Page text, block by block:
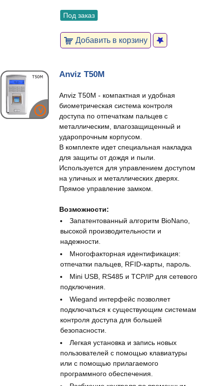
Под заказ
Добавить в корзину
Anviz T50M
Anviz T50M - компактная и удобная
биометрическая система контроля
доступа по отпечаткам пальцев с
металлическим, влагозащищенный и
ударопрочным корпусом.
В комплекте идет специальная накладка
для защиты от дождя и пыли.
Используется для управлением доступом
на уличных и металлических дверях.
Прямое управление замком.
Возможности:
Запатентованный алгоритм BioNano,
высокой производительности и
надежности.
Многофакторная идентификация:
отпечатки пальцев, RFID-карты, пароль.
Mini USB, RS485 и TCP/IP для сетевого
подключения.
Wiegand интерфейс позволяет
подключаться к существующим системам
контроля доступа для большей
безопасности.
Легкая установка и запись новых
пользователей с помощью клавиатуры
или с помощью прилагаемого
программного обеспечения.